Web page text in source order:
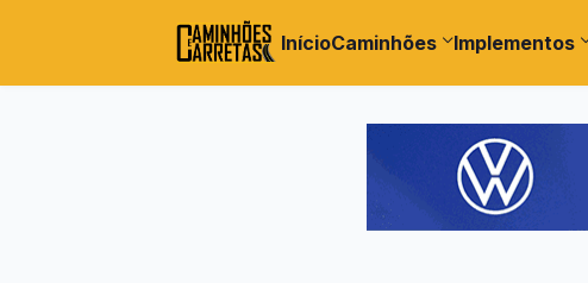
InícioCaminhões Implementos